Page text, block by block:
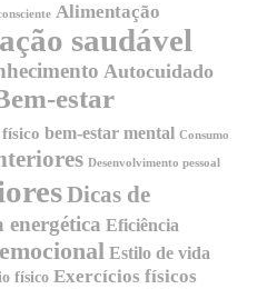
Alimentação
saudável
Autocuidado
estar
bem-estar mental Consumo
Desenvolvimento pessoal
Dicas de
energética Eficiência
Estilo de vida
físico Exercícios físicos